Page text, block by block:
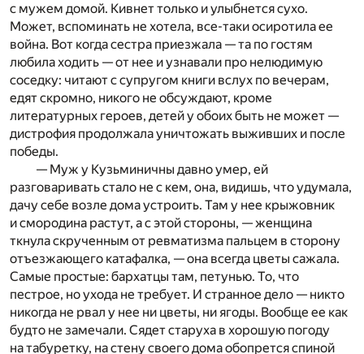
с мужем домой. Кивнет только и улыбнется сухо.
Может, вспоминать не хотела, все-таки осиротила ее
война. Вот когда сестра приезжала — та по гостям
любила ходить — от нее и узнавали про нелюдимую
соседку: читают с супругом книги вслух по вечерам,
едят скромно, никого не обсуждают, кроме
литературных героев, детей у обоих быть не может —
дистрофия продолжала уничтожать выживших и после
победы.
— Муж у Кузьминичны давно умер, ей
разговаривать стало не с кем, она, видишь, что удумала,
дачу себе возле дома устроить. Там у нее крыжовник
и смородина растут, а с этой стороны, — женщина
ткнула скрученным от ревматизма пальцем в сторону
отъезжающего катафалка, — она всегда цветы сажала.
Самые простые: бархатцы там, петунью. То, что
пестрое, но ухода не требует. И странное дело — никто
никогда не рвал у нее ни цветы, ни ягоды. Вообще ее как
будто не замечали. Сядет старуха в хорошую погоду
на табуретку, на стену своего дома обопрется спиной